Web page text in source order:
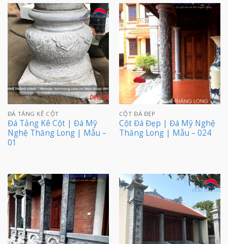
ĐÁ TẢNG KÊ CỘT
Đá Tảng Kê Cột | Đá Mỹ
Nghệ Thăng Long | Mẫu –
01
CỘT ĐÁ ĐẸP
Cột Đá Đẹp | Đá Mỹ Nghệ
Thăng Long | Mẫu – 024